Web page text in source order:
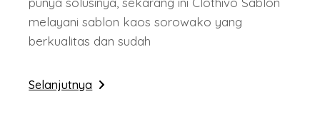
melayani sablon kaos sorowako yang
berkualitas dan sudah
Selanjutnya